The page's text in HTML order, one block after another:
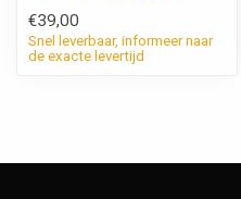
€39,00
Snel leverbaar, informeer naar
de exacte levertijd